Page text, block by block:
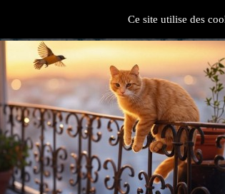
Ce site utilise des